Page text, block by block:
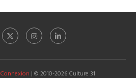
Connexion | © 2010-2026 Culture 31